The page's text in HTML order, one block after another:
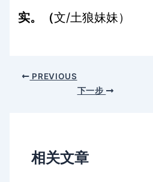
实。（文/土狼妹妹）
PREVIOUS
下一步
相关文章